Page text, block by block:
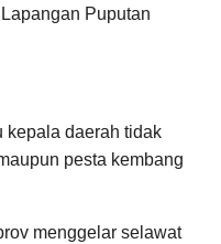
Puputan
kepala daerah tidak
pesta kembang
menggelar selawat